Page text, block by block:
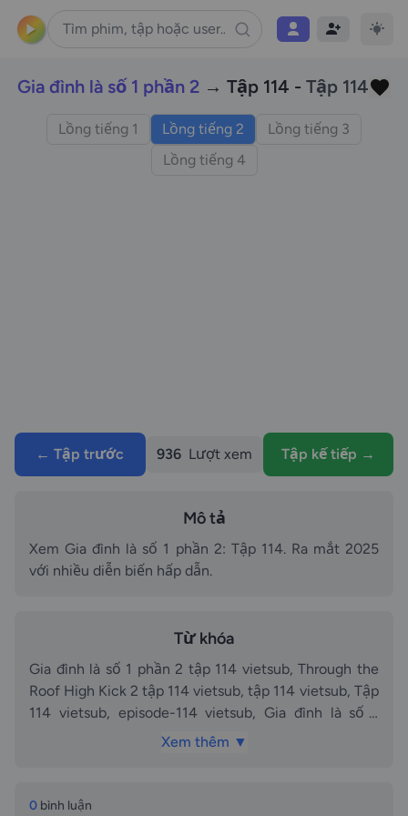
Gia đình là số 1 phần 2 → Tập 114 - Tập 114
Lồng tiếng 1 Lồng tiếng 2
Lồng tiếng 3
Lồng tiếng 4
← Tập trước 936 Lượt xem Tập kế tiếp →
Mô tả
Xem Gia đình là số 1 phần 2: Tập 114. Ra mắt 2025
với nhiều diễn biến hấp dẫn.
Từ khóa
Gia đình là số 1 phần 2 tập 114 vietsub, Through the
Roof High Kick 2 tập 114 vietsub, tập 114 vietsub, Tập
114 vietsub, episode-114 vietsub, Gia đình là số 1
114 thuyết minh, tập 114 thuyết minh, Tập 114 thuyết
Xem thêm ▼
0 bình luận